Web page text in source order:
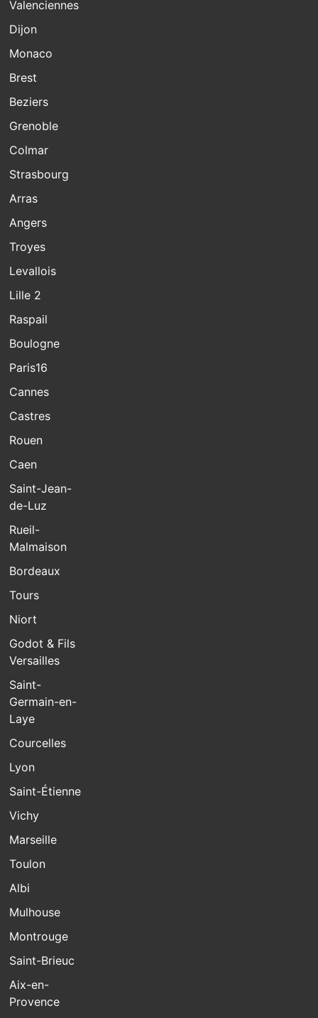
Valenciennes
Dijon
Monaco
Brest
Beziers
Grenoble
Colmar
Strasbourg
Arras
Angers
Troyes
Levallois
Lille 2
Raspail
Boulogne
Paris16
Cannes
Castres
Rouen
Caen
Saint-Jean-
de-Luz
Rueil-
Malmaison
Bordeaux
Tours
Niort
Godot & Fils
Versailles
Saint-
Germain-en-
Laye
Courcelles
Lyon
Saint-Étienne
Vichy
Marseille
Toulon
Albi
Mulhouse
Montrouge
Saint-Brieuc
Aix-en-
Provence